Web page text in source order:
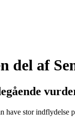
del af
stor